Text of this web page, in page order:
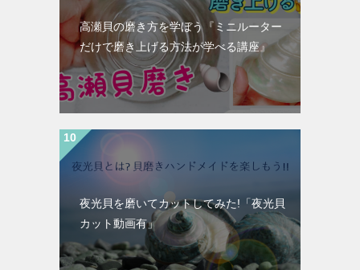
高瀬貝の磨き方を学ぼう『ミニルーター
だけで磨き上げる方法が学べる講座』
夜光貝を磨いてカットしてみた!「夜光貝
カット動画有」